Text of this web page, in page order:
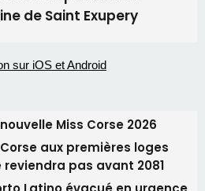
end du tournoi du
de la disparition du